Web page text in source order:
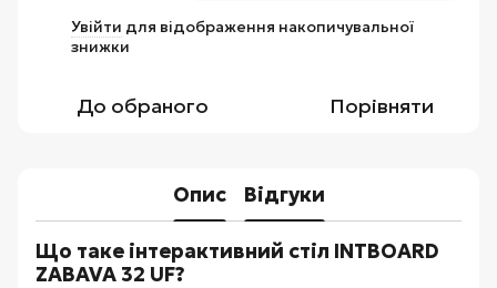
Увійти для відображення накопичувальної
знижки
До обраного Порівняти
Опис Відгуки
Що таке інтерактивний стіл INTBOARD
ZABAVA 32 UF?